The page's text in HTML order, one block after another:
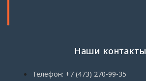
Наши контакты
Телефон: +7 (473) 270-99-35